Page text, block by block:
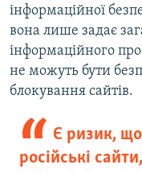
інформаційної
вона лише задає
інформаційного
не можуть бути
блокування сайтів.
Є ризик,
російські